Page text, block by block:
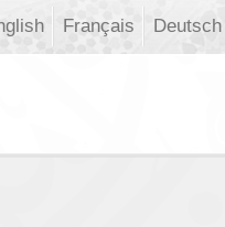
Deutsch
Français